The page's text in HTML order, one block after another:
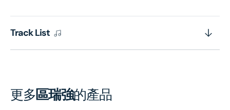
Track List
更多區瑞強的產品